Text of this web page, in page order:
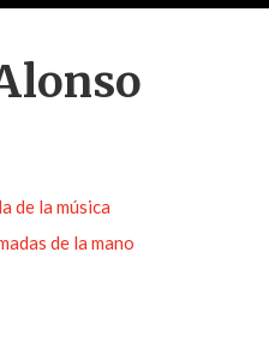
de la música
de la mano